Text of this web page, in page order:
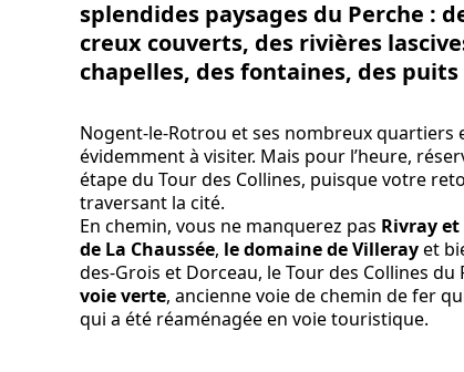
splendides paysages du Perche :
creux couverts, des rivières
chapelles, des fontaines, des
Nogent-le-Rotrou et ses nombreux
évidemment à visiter. Mais pour l’heure,
étape du Tour des Collines, puisque votre
traversant la cité.
En chemin, vous ne manquerez pas Rivray
de La Chaussée, le domaine de Villerayet
des-Grois et Dorceau, le Tour des Collines
voie verte, ancienne voie de chemin de fer
qui a été réaménagée en voie touristique.